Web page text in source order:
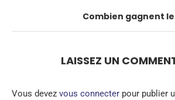
Combien gagnent
LAISSEZ UN
Vous devez vous connecter pour publier